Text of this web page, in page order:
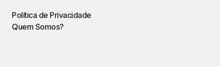
Política de Privacidade
Quem Somos?